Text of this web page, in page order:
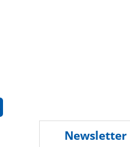
Newsletter